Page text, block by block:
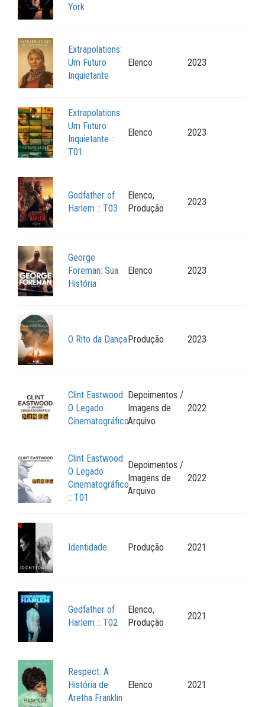
York
Extrapolations:
Um Futuro
Inquietante
Elenco 2023
Extrapolations:
Um Futuro
Inquietante ::
T01
Elenco 2023
Godfather of
Harlem :: T03
Elenco,
Produção
2023
George
Foreman: Sua
História
Elenco 2023
O Rito da DançaProdução 2023
Clint Eastwood:
O Legado
Cinematográfico
Depoimentos /
Imagens de
Arquivo
2022
Clint Eastwood:
O Legado
Cinematográfico
:: T01
Depoimentos /
Imagens de
Arquivo
2022
Identidade Produção 2021
Godfather of
Harlem :: T02
Elenco,
Produção
2021
Respect: A
História de
Aretha Franklin
Elenco 2021